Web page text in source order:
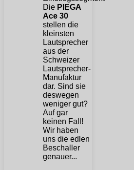
Die PIEGA
Ace 30
stellen die
kleinsten
Lautsprecher
aus der
Schweizer
Lautsprecher-
Manufaktur
dar. Sind sie
deswegen
weniger gut?
Auf gar
keinen Fall!
Wir haben
uns die edlen
Beschaller
genauer...